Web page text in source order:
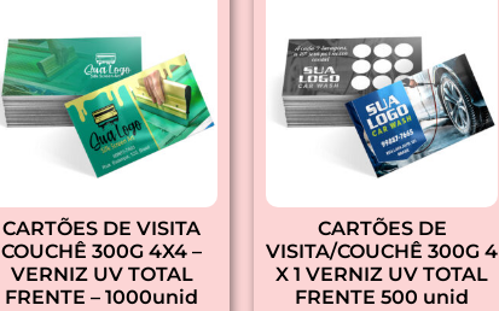
CARTÕES DE VISITA
COUCHÊ 300G 4X4 –
VERNIZ UV TOTAL
FRENTE – 1000unid
CARTÕES DE
VISITA/COUCHÊ 300G 4
X 1 VERNIZ UV TOTAL
FRENTE 500 unid